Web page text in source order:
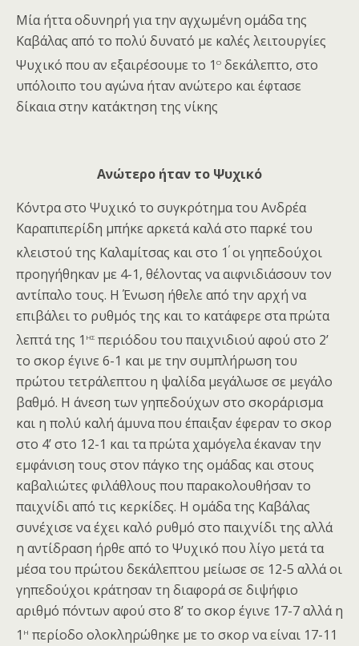
Μία ήττα οδυνηρή για την αγχωμένη ομάδα της
Καβάλας από το πολύ δυνατό με καλές λειτουργίες
Ψυχικό που αν εξαιρέσουμε το 1ο δεκάλεπτο, στο
υπόλοιπο του αγώνα ήταν ανώτερο και έφτασε
δίκαια στην κατάκτηση της νίκης
Ανώτερο ήταν το Ψυχικό
Κόντρα στο Ψυχικό το συγκρότημα του Ανδρέα
Καραπιπερίδη μπήκε αρκετά καλά στο παρκέ του
κλειστού της Καλαμίτσας και στο 1’οι γηπεδούχοι
προηγήθηκαν με 4-1, θέλοντας να αιφνιδιάσουν τον
αντίπαλο τους. Η Ένωση ήθελε από την αρχή να
επιβάλει το ρυθμός της και το κατάφερε στα πρώτα
λεπτά της 1 ης περιόδου του παιχνιδιού αφού στο 2’
το σκορ έγινε 6-1 και με την συμπλήρωση του
πρώτου τετράλεπτου η ψαλίδα μεγάλωσε σε μεγάλο
βαθμό. Η άνεση των γηπεδούχων στο σκοράρισμα
και η πολύ καλή άμυνα που έπαιξαν έφεραν το σκορ
στο 4’ στο 12-1 και τα πρώτα χαμόγελα έκαναν την
εμφάνιση τους στον πάγκο της ομάδας και στους
καβαλιώτες φιλάθλους που παρακολουθήσαν το
παιχνίδι από τις κερκίδες. Η ομάδα της Καβάλας
συνέχισε να έχει καλό ρυθμό στο παιχνίδι της αλλά
η αντίδραση ήρθε από το Ψυχικό που λίγο μετά τα
μέσα του πρώτου δεκάλεπτου μείωσε σε 12-5 αλλά οι
γηπεδούχοι κράτησαν τη διαφορά σε διψήφιο
αριθμό πόντων αφού στο 8’ το σκορ έγινε 17-7 αλλά η
1 η περίοδο ολοκληρώθηκε με το σκορ να είναι 17-11